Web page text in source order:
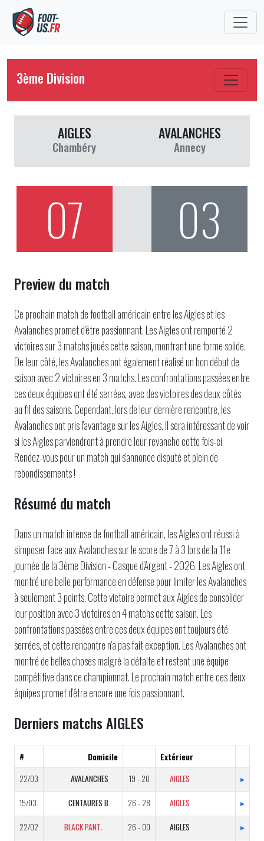
3ème Division
AIGLES
Chambéry
AVALANCHES
Annecy
07 03
Preview du match
Ce prochain match de football américain entre les Aigles et les
Avalanches promet d'être passionnant. Les Aigles ont remporté 2
victoires sur 3 matchs joués cette saison, montrant une forme solide.
De leur côté, les Avalanches ont également réalisé un bon début de
saison avec 2 victoires en 3 matchs. Les confrontations passées entre
ces deux équipes ont été serrées, avec des victoires des deux côtés
au fil des saisons. Cependant, lors de leur dernière rencontre, les
Avalanches ont pris l'avantage sur les Aigles. Il sera intéressant de voir
si les Aigles parviendront à prendre leur revanche cette fois-ci.
Rendez-vous pour un match qui s'annonce disputé et plein de
rebondissements !
Résumé du match
Dans un match intense de football américain, les Aigles ont réussi à
s'imposer face aux Avalanches sur le score de 7 à 3 lors de la 11e
journée de la 3ème Division - Casque d'Argent - 2026. Les Aigles ont
montré une belle performance en défense pour limiter les Avalanches
à seulement 3 points. Cette victoire permet aux Aigles de consolider
leur position avec 3 victoires en 4 matchs cette saison. Les
confrontations passées entre ces deux équipes ont toujours été
serrées, et cette rencontre n'a pas fait exception. Les Avalanches ont
montré de belles choses malgré la défaite et restent une équipe
compétitive dans ce championnat. Le prochain match entre ces deux
équipes promet d'être encore une fois passionnant.
Derniers matchs AIGLES
# Domicile
Extérieur
22/03
AVALANCHES 19 - 20 AIGLES ▸
15/03 CENTAURES B 26 - 28 AIGLES ▸
22/02 BLACK PANTHERS B 26 - 00 AIGLES ▸